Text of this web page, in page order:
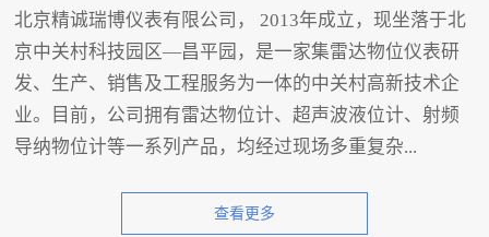
北京精诚瑞博仪表有限公司， 2013年成立，现坐落于北
京中关村科技园区—昌平园，是一家集雷达物位仪表研
发、生产、销售及工程服务为一体的中关村高新技术企
业。目前，公司拥有雷达物位计、超声波液位计、射频
导纳物位计等一系列产品，均经过现场多重复杂...
查看更多